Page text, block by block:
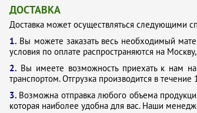
ДОСТАВКА
Доставка может осуществляться следующими
1. Вы можете заказать весь необходимый
условия по оплате распространяются на
2. Вы имеете возможность приехать к нам
транспортом. Отгрузка производится в
3. Возможна отправка любого объема
которая наиболее удобна для вас. Наши